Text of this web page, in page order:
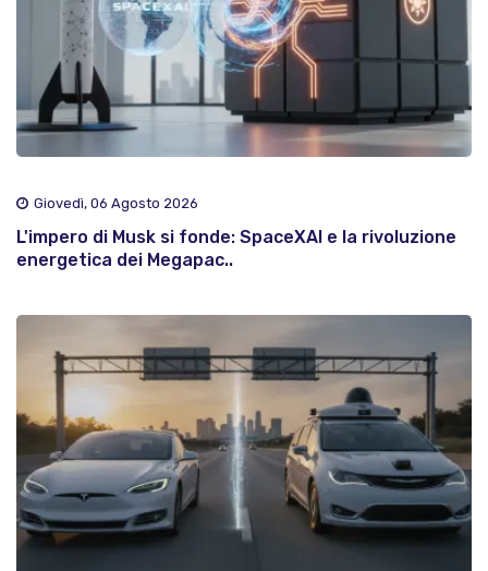
Giovedì, 06 Agosto 2026
L'impero di Musk si fonde: SpaceXAI e la rivoluzione
energetica dei Megapac..